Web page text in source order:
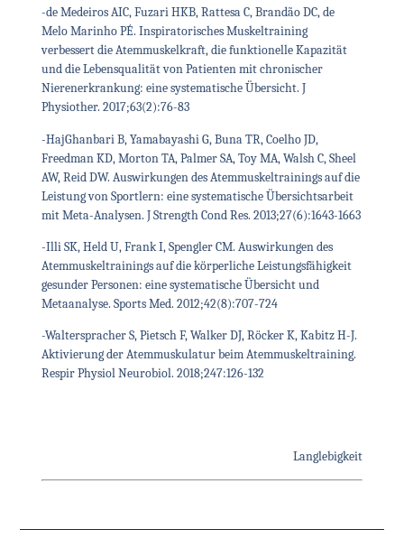
-de Medeiros AIC, Fuzari HKB, Rattesa C, Brandão DC, de
Melo Marinho PÉ. Inspiratorisches Muskeltraining
verbessert die Atemmuskelkraft, die funktionelle Kapazität
und die Lebensqualität von Patienten mit chronischer
Nierenerkrankung: eine systematische Übersicht. J
Physiother. 2017;63(2):76-83
-HajGhanbari B, Yamabayashi G, Buna TR, Coelho JD,
Freedman KD, Morton TA, Palmer SA, Toy MA, Walsh C, Sheel
AW, Reid DW. Auswirkungen des Atemmuskeltrainings auf die
Leistung von Sportlern: eine systematische Übersichtsarbeit
mit Meta-Analysen. J Strength Cond Res. 2013;27(6):1643-1663
-Illi SK, Held U, Frank I, Spengler CM. Auswirkungen des
Atemmuskeltrainings auf die körperliche Leistungsfähigkeit
gesunder Personen: eine systematische Übersicht und
Metaanalyse. Sports Med. 2012;42(8):707-724
-Walterspracher S, Pietsch F, Walker DJ, Röcker K, Kabitz H-J.
Aktivierung der Atemmuskulatur beim Atemmuskeltraining.
Respir Physiol Neurobiol. 2018;247:126-132
Langlebigkeit